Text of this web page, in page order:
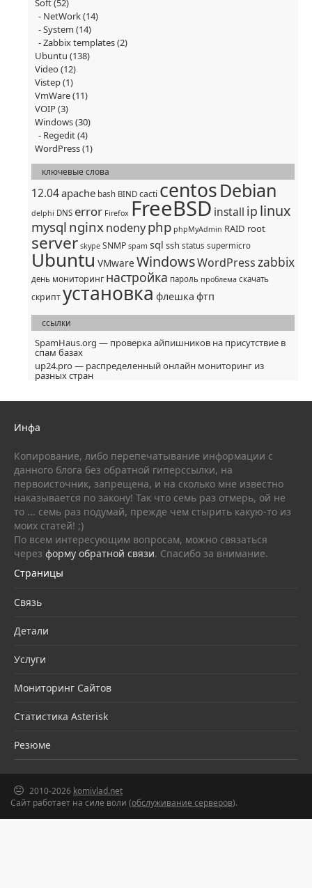
Soft(52)
NetWork(14)
System (14)
Zabbix templates(2)
Ubuntu (138)
Video(12)
Vistep(1)
VmWare(11)
VOIP(3)
Windows(30)
Regedit(4)
WordPress(1)
ключевые слова
12.04apache bash BIND cacti centosDebian
delphi DNS error Firefox FreeBSD install ip linux
mysql nginxnodenyphp phpMyAdmin RAID root
server skype SNMP spam sql ssh status supermicro
Ubuntu VMware WindowsWordPresszabbix
день мониторинг настройка пароль проблема скачать
скриптустановка флешка фтп
ссылки
SpamHaus.org — проверка айпишников на присутствие в
спам базах
up24.pro — распределенный онлайн мониторинг из
разных стран
Инфа
Копирование, либо перепечатывание информации с
данного блога без обратной гиперссылки, на
первоисточник, запрещена, и на сколько мне известно
наказывается по закону! Так что семь раз отмерь, ой не
то ... семь раз подумай, прежде чем стырить какую-то из
моих статей! ;)
По всем интересующим вопросам, можно связаться
через форму обратной связи. Спасибо за внимание.
Страницы
Связь
Детали
Услуги
Мониторинг Сайтов
Статистика Asterisk
Резюме
2010-2026 komivlad.net
Сайт работает на силе воли (обслуживание серверов).